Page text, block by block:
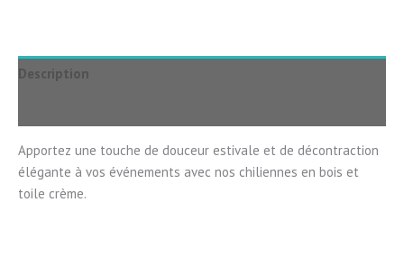
Description
Apportez une touche de douceur estivale et de décontraction
élégante à vos événements avec nos chiliennes en bois et
toile crème.